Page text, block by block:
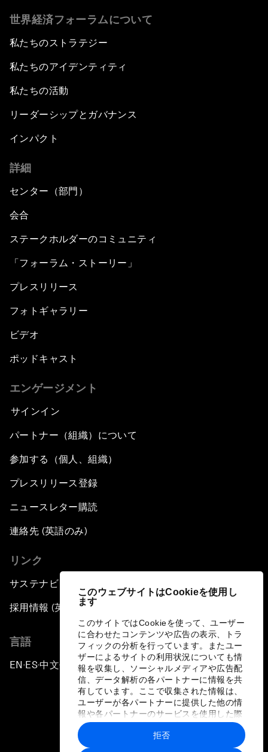
このウェブサイトはCookieを使用し
ます
このサイトではCookieを使って、ユーザー
に合わせたコンテンツや広告の表示、トラ
フィックの分析を行っています。またユー
ザーによるサイトの利用状況についても情
報を収集し、ソーシャルメディアや広告配
信、データ解析の各パートナーに情報を共
有しています。ここで収集された情報は、
ユーザーが各パートナーに提供した他の情
報や各パートナーのサービスを使用した際
に収集された情報と組み合わされ、各パー
トナーによって使用されることがありま
す。
拒否
世界経済フォーラムについて
私たちのストラテジー
私たちのアイデンティティ
私たちの活動
リーダーシップとガバナンス
インパクト
詳細
センター（部門）
会合
ステークホルダーのコミュニティ
「フォーラム・ストーリー」
プレスリリース
フォトギャラリー
ビデオ
ポッドキャスト
エンゲージメント
サインイン
パートナー（組織）について
参加する（個人、組織）
プレスリリース登録
ニュースレター購読
連絡先 (英語のみ)
リンク
サステナビリティへの取り組み
採用情報 (英語のみ)
言語
EN ▪ ES▪中文▪ 日本語
プライバシーポリシーと利用規約